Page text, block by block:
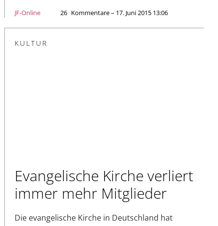
JF-Online 26 Kommentare – 17. Juni 2015 13:06
KULTUR
Evangelische Kirche verliert
immer mehr Mitglieder
Die evangelische Kirche in Deutschland hat